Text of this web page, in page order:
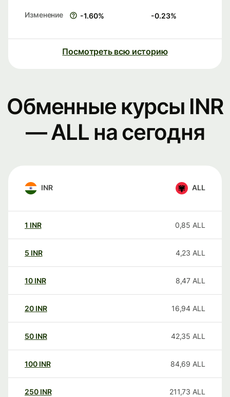
Изменение -1.60% -0.23%
Посмотреть всю историю
Обменные курсы INR
— ALL на сегодня
INR ALL
1 INR 0,85 ALL
5 INR 4,23 ALL
10 INR 8,47 ALL
20 INR 16,94 ALL
50 INR 42,35 ALL
100 INR 84,69 ALL
250 INR 211,73 ALL